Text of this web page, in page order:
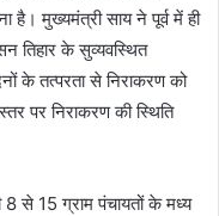
है। मुख्यमंत्री साय ने पूर्व में ही
तिहार के सुव्यवस्थित
के तत्परता से निराकरण को
पर निराकरण की स्थिति
से 15 ग्राम पंचायतों के मध्य